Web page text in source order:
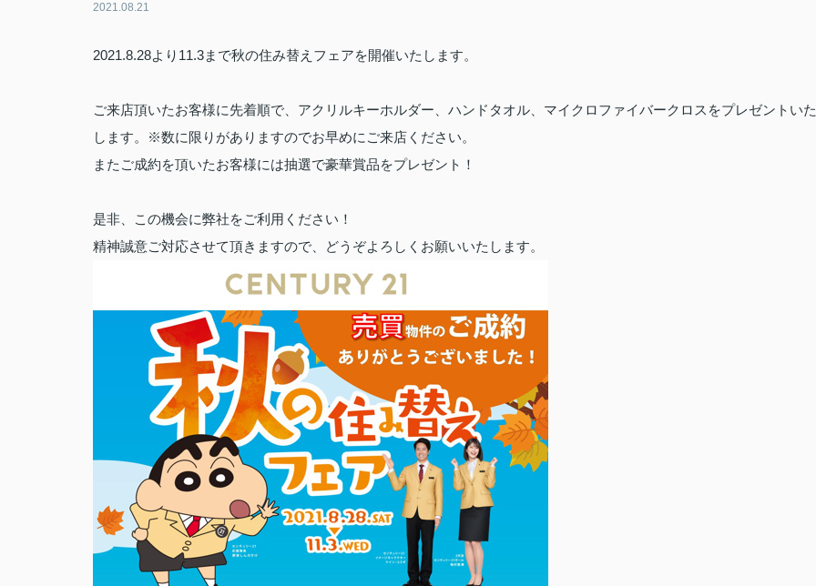
2021.08.21
2021.8.28より11.3まで秋の住み替えフェアを開催いたします。
ご来店頂いたお客様に先着順で、アクリルキーホルダー、ハンドタオル、マイクロファイバークロスをプレゼントいた
します。※数に限りがありますのでお早めにご来店ください。
またご成約を頂いたお客様には抽選で豪華賞品をプレゼント！
是非、この機会に弊社をご利用ください！
精神誠意ご対応させて頂きますので、どうぞよろしくお願いいたします。